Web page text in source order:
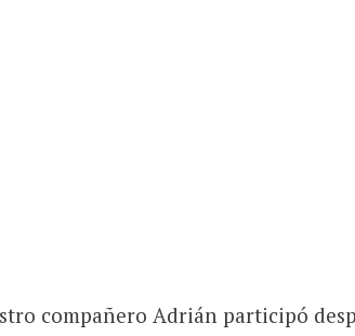
compañero Adrián participó